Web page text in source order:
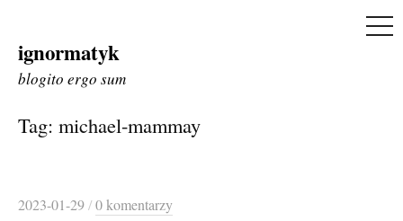
Skip
to
ignormatyk
blogito ergo sum
Tag: michael-mammay
2023-01-29/0 komentarzy